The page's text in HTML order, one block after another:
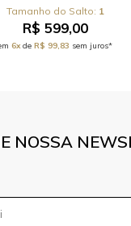
1
R$ 599,00
6xde R$ 99,83 sem juros*
NOSSA